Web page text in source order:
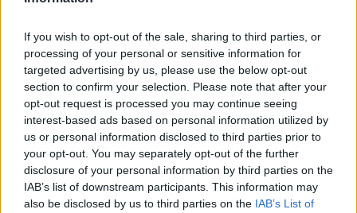
If you wish to opt-out of the sale, sharing to third parties, or
processing of your personal or sensitive information for
targeted advertising by us, please use the below opt-out
section to confirm your selection. Please note that after your
opt-out request is processed you may continue seeing
interest-based ads based on personal information utilized by
us or personal information disclosed to third parties prior to
your opt-out. You may separately opt-out of the further
disclosure of your personal information by third parties on the
IAB’s list of downstream participants. This information may
also be disclosed by us to third parties on the IAB’s List of
Strofinare le mani insieme per almeno 20 secondi.
Tanica da 5 kg:
Utilizzare per ricaricare distributori di sapone o
flaconi più piccoli.
Argomenti
soap fisioterapia
antisettico naturale